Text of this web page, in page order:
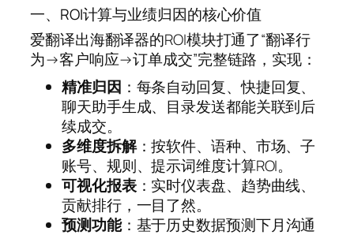
一、ROI计算与业绩归因的核心价值
爱翻译出海翻译器的ROI模块打通了“翻译行
为→客户响应→订单成交”完整链路，实现：
精准归因 ：每条自动回复、快捷回复、
聊天助手生成、目录发送都能关联到后
续成交。
多维度拆解：按软件、语种、市场、子
账号、规则、提示词维度计算ROI。
可视化报表：实时仪表盘、趋势曲线、
贡献排行，一目了然。
预测功能：基于历史数据预测下月沟通